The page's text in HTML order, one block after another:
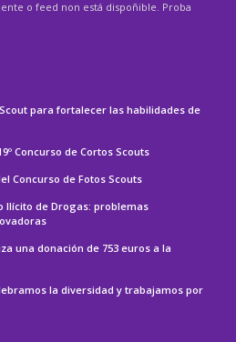
o feed non está dispoñible. Proba
para fortalecer las habilidades de
Concurso de Cortos Scouts
Concurso de Fotos Scouts
Ilícito de Drogas: problemas
una donación de 753 euros a la
la diversidad y trabajamos por